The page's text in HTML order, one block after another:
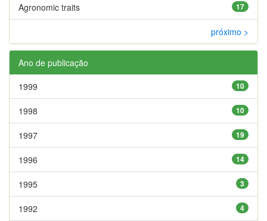
17
Agronomic traits
próximo >
Ano de publicação
10
1999
10
1998
19
1997
14
1996
3
1995
4
1992